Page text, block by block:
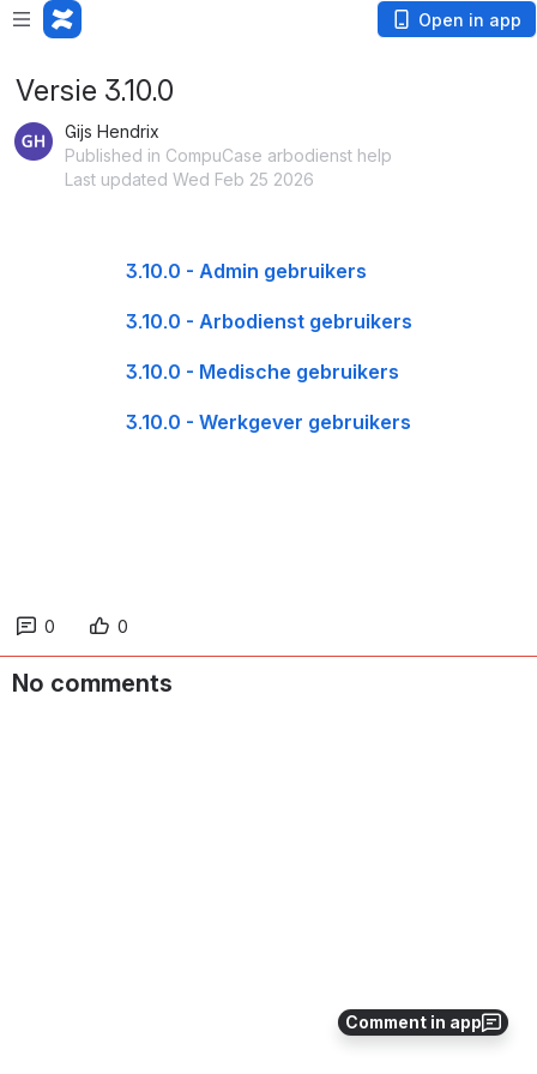
Open in app
Comment in app
Versie 3.10.0
Gijs Hendrix
Published in CompuCase arbodienst help
Last updated Wed Feb 25 2026
3.10.0 - Admin gebruikers
3.10.0 - Arbodienst gebruikers
3.10.0 - Medische gebruikers
3.10.0 - Werkgever gebruikers
0 0
No comments